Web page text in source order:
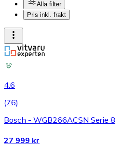
Alla filter
Pris inkl. frakt
4.6
(76)
Bosch - WGB266ACSN Serie 8
27 999 kr